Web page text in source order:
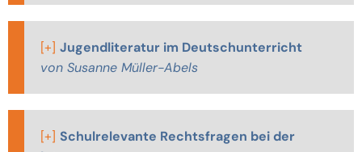
[+] Jugendliteratur im Deutschunterricht
von Susanne Müller-Abels
[+] Schulrelevante Rechtsfragen bei der